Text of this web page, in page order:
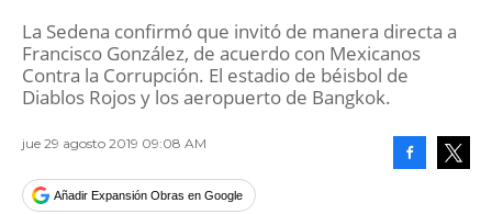
La Sedena confirmó que invitó de manera directa a
Francisco González, de acuerdo con Mexicanos
Contra la Corrupción. El estadio de béisbol de
Diablos Rojos y los aeropuerto de Bangkok.
jue 29 agosto 2019 09:08 AM
Añadir Expansión Obras en Google